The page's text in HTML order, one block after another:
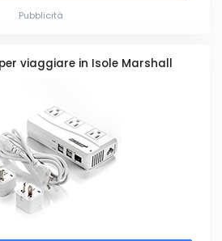
Pubblicità
viaggiare in Isole Marshall